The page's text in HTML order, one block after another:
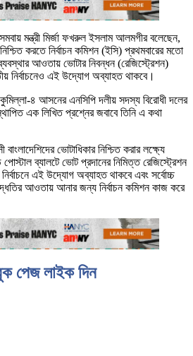
মন্ত্রী মির্জা ফখরুল ইসলাম আলমগীর বলেছেন,
নিশ্চিত করতে নির্বাচন কমিশন (ইসি) প্রথমবারের মতো
আওতায় ভোটার নিবন্ধন (রেজিস্ট্রেশন)
নির্বাচনেও এই উদ্যোগ অব্যাহত থাকবে।
৪ আসনের এনসিপি দলীয় সদস্য বিরোধী দলের
এক লিখিত প্রশ্নের জবাবে তিনি এ কথা
বাংলাদেশিদের ভোটাধিকার নিশ্চিত করার লক্ষ্যে
ব্যালটে ভোট প্রদানের নিমিত্ত রেজিস্ট্রেশন
এই উদ্যোগ অব্যাহত থাকবে এবং সর্বোচ্চ
আওতায় আনার জন্য নির্বাচন কমিশন কাজ করে
পেজ লাইক দিন